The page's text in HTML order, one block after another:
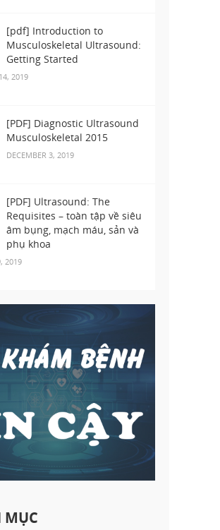
[pdf] Introduction to
Musculoskeletal Ultrasound:
Getting Started
2019
[PDF] Diagnostic Ultrasound
Musculoskeletal 2015
DECEMBER 3, 2019
[PDF] Ultrasound: The
Requisites – toàn tập về siêu
âm bụng, mạch máu, sản và
phụ khoa
2019
MỤC